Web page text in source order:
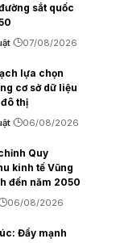
sắt quốc
07/08/2026
lựa chọn
cơ sở dữ liệu
thị
06/08/2026
Quy
kinh tế Vũng
đến năm 2050
06/08/2026
Đẩy mạnh